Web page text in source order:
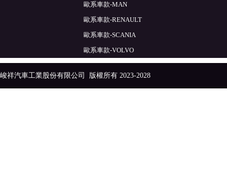
歐系車款-MAN
歐系車款-RENAULT
歐系車款-SCANIA
歐系車款-VOLVO
峻祥汽車工業股份有限公司 版權所有 2023-2028